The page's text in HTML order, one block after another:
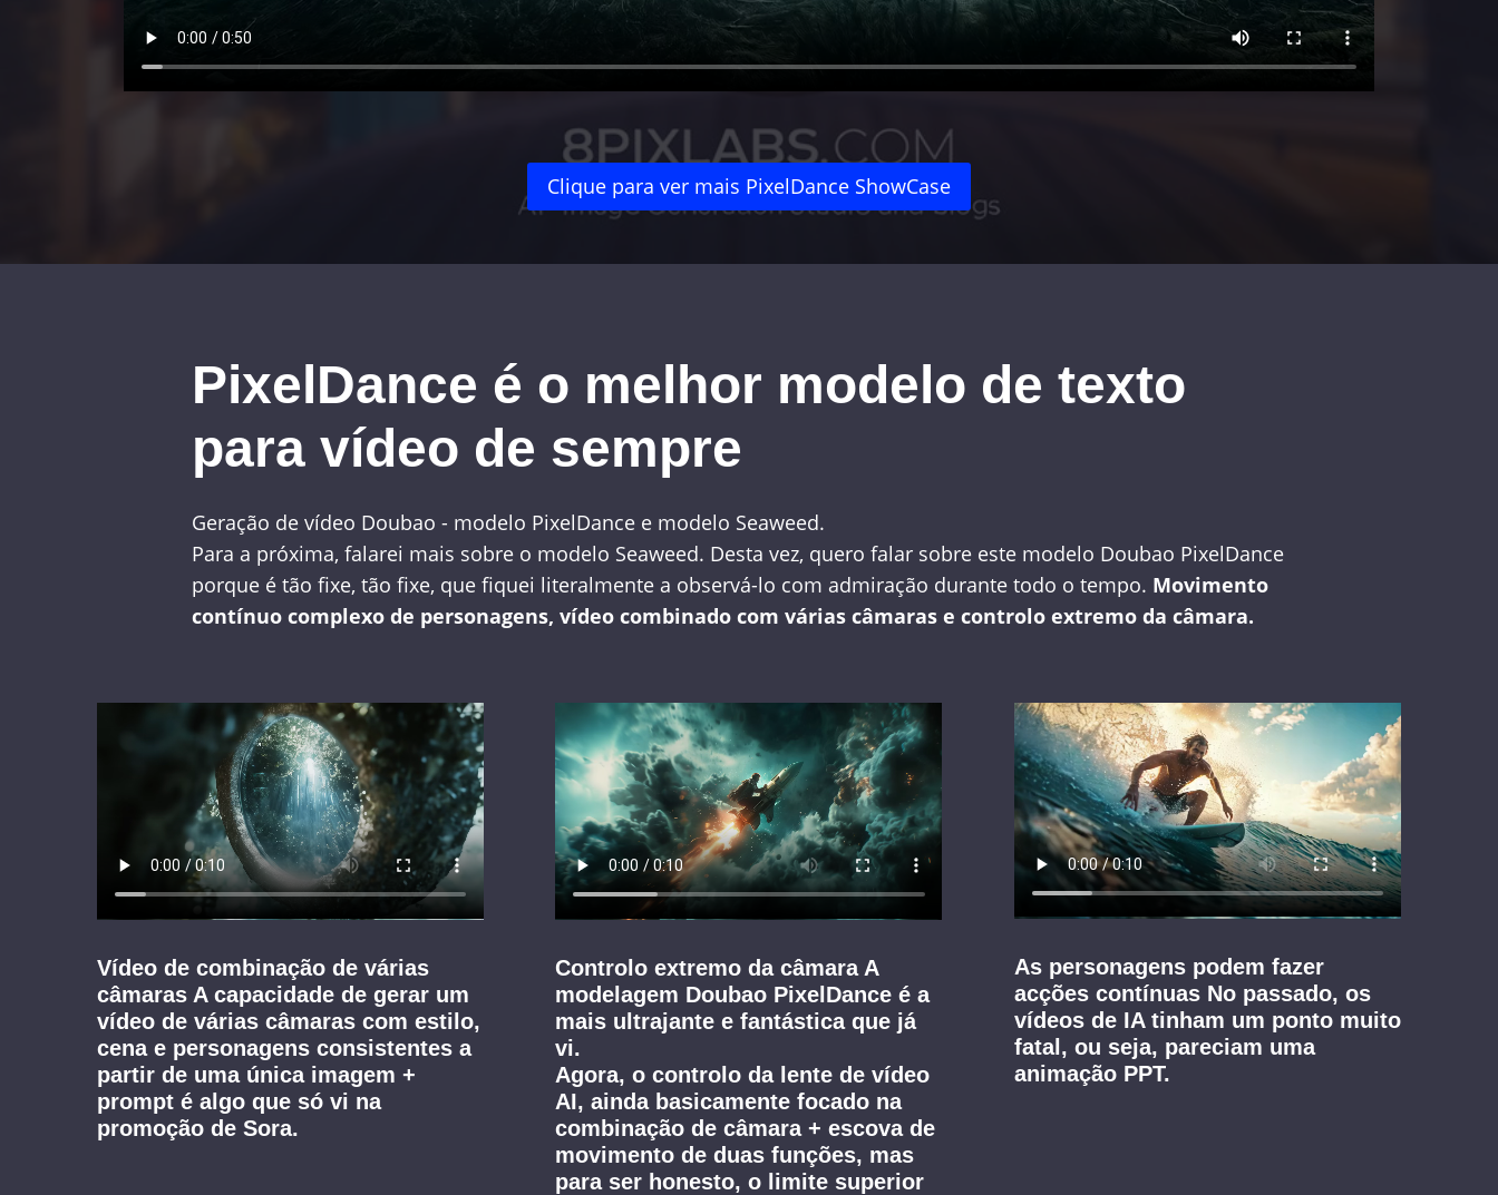
Clique para ver mais PixelDance ShowCase
PixelDance é o melhor modelo de texto
para vídeo de sempre
Geração de vídeo Doubao - modelo PixelDance e modelo Seaweed.
Para a próxima, falarei mais sobre o modelo Seaweed. Desta vez, quero falar sobre este modelo Doubao PixelDance
porque é tão fixe, tão fixe, que fiquei literalmente a observá-lo com admiração durante todo o tempo. Movimento
contínuo complexo de personagens, vídeo combinado com várias câmaras e controlo extremo da câmara.
Vídeo de combinação de várias
câmaras A capacidade de gerar um
vídeo de várias câmaras com estilo,
cena e personagens consistentes a
partir de uma única imagem +
prompt é algo que só vi na
promoção de Sora.
Controlo extremo da câmara A
modelagem Doubao PixelDance é a
mais ultrajante e fantástica que já
vi.
Agora, o controlo da lente de vídeo
AI, ainda basicamente focado na
combinação de câmara + escova de
movimento de duas funções, mas
para ser honesto, o limite superior
As personagens podem fazer
acções contínuas No passado, os
vídeos de IA tinham um ponto muito
fatal, ou seja, pareciam uma
animação PPT.